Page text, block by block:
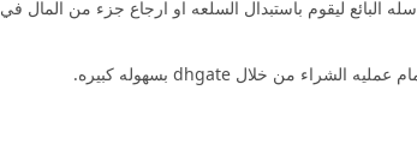
البائع ليقوم باستبدال السلعه او ارجاع جزء من المال في